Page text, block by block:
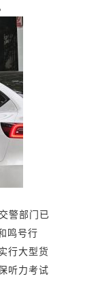
警部门已
鸣号行
行大型货
听力考试